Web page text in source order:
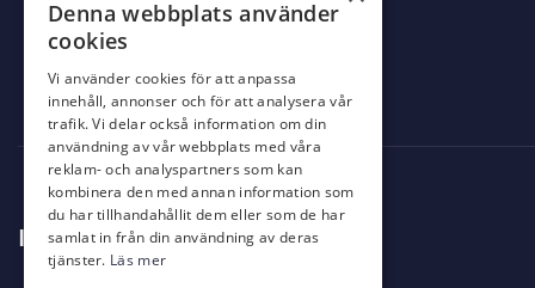
Information
Denna webbplats använder
cookies
Vi använder cookies för att anpassa
innehåll, annonser och för att analysera vår
trafik. Vi delar också information om din
användning av vår webbplats med våra
reklam- och analyspartners som kan
kombinera den med annan information som
du har tillhandahållit dem eller som de har
samlat in från din användning av deras
tjänster. Läs mer